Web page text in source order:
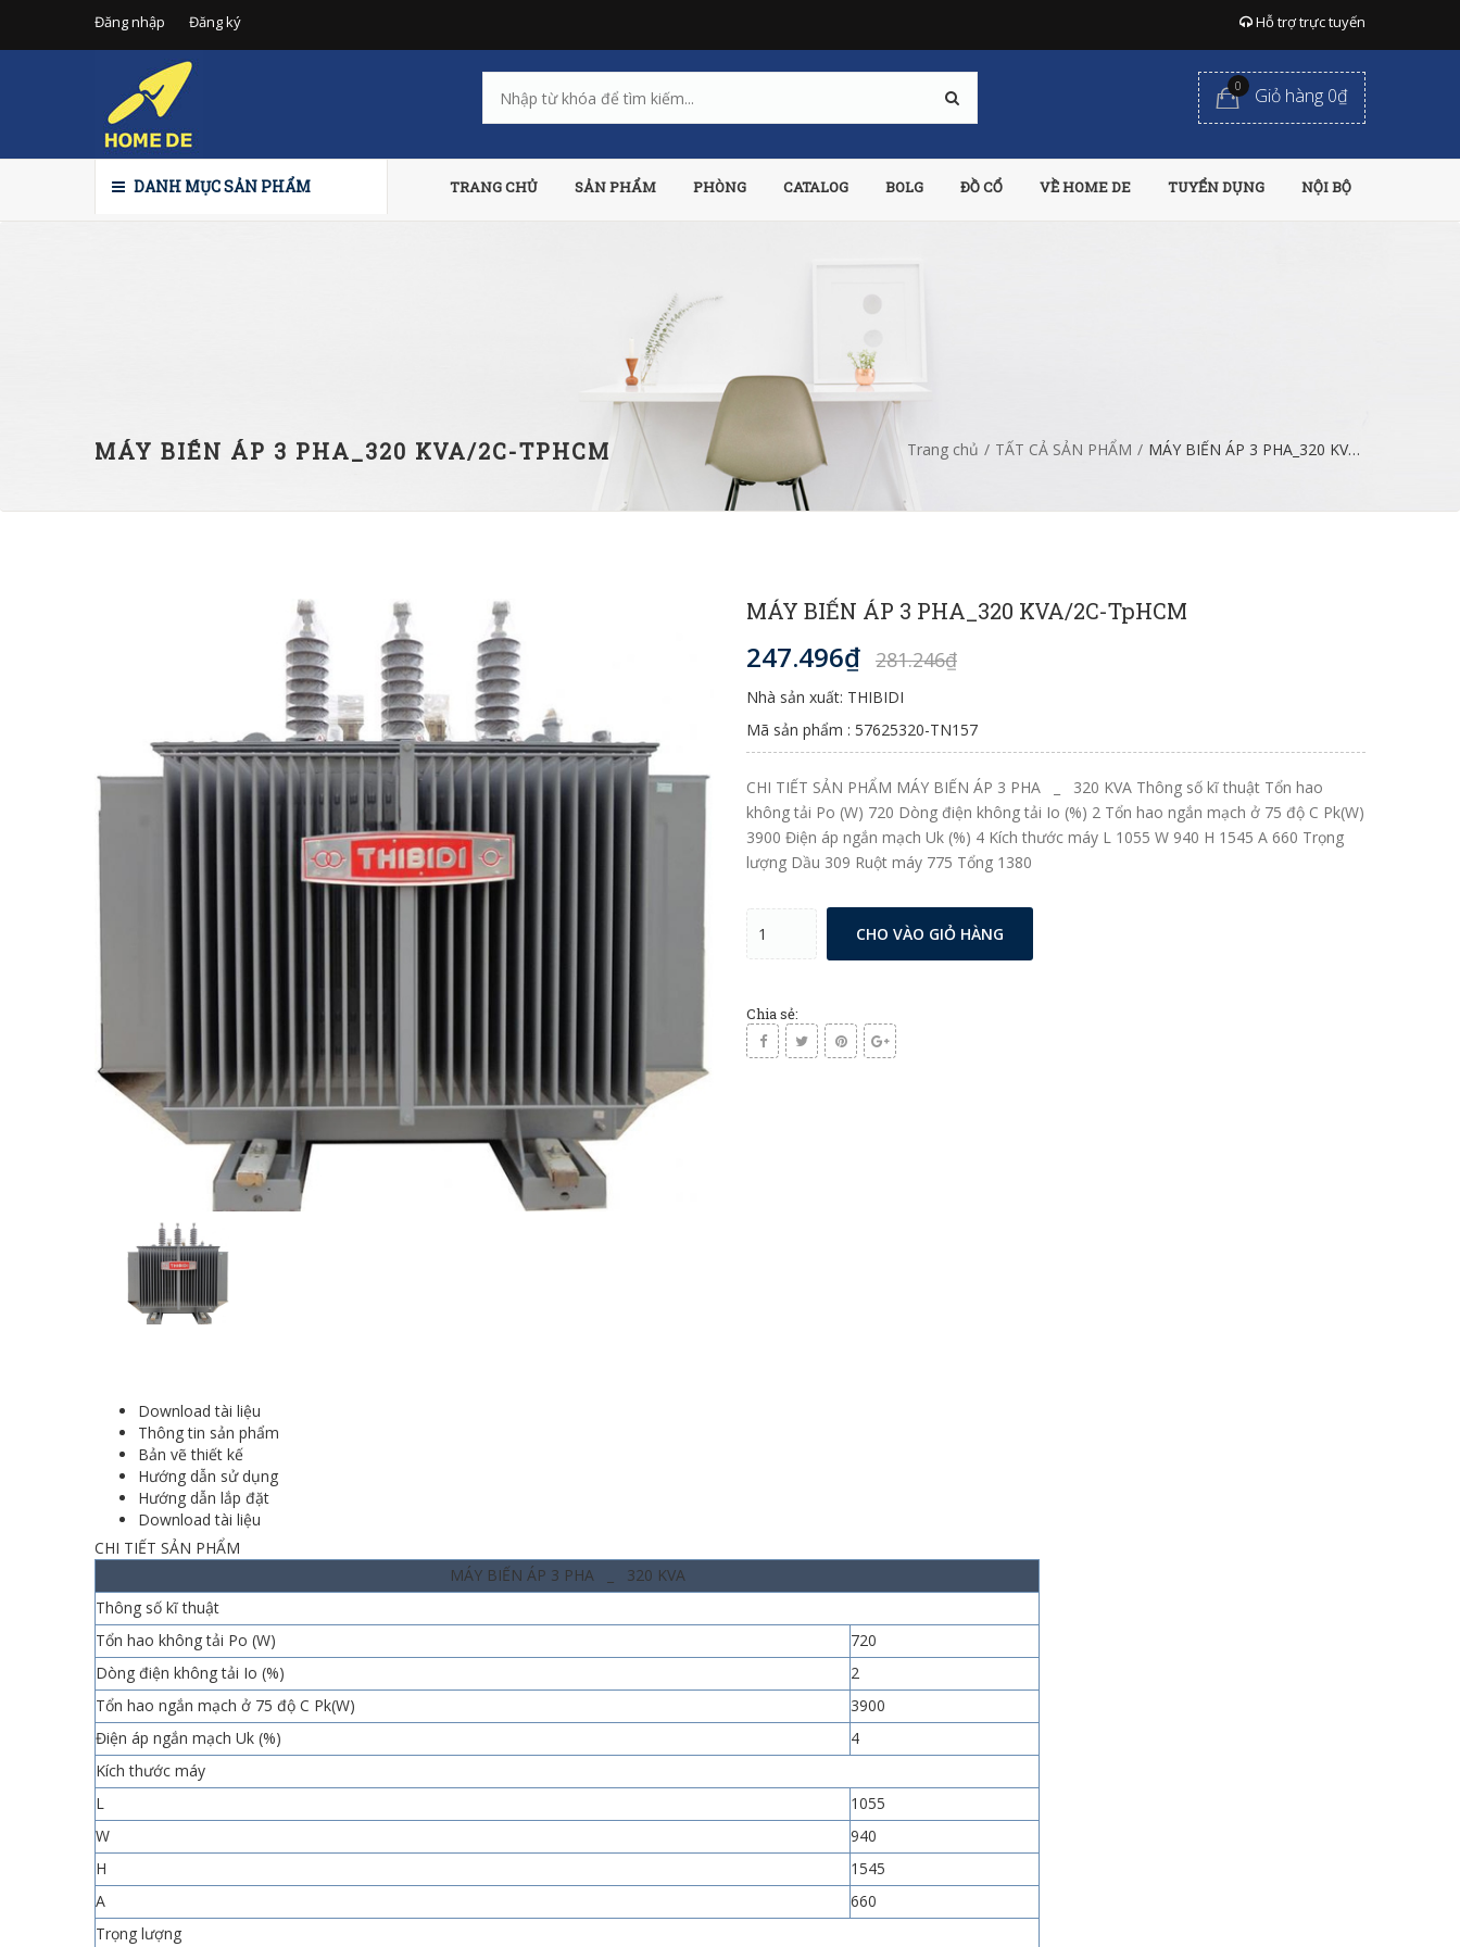
Đăng nhập Đăng ký Hỗ trợ trực tuyến
0 Giỏ hàng 0₫
DANH MỤC SẢN PHẨM TRANG CHỦ SẢN PHẨM PHÒNG CATALOG BOLG ĐỒ CỔ VỀ HOME DE TUYỂN DỤNG NỘI BỘ
MÁY BIẾN ÁP 3 PHA_320 KVA/2C-TPHCM Trang chủ / TẤT CẢ SẢN PHẨM / MÁY BIẾN ÁP 3 PHA_320 KVA/2C-TpHCM
MÁY BIẾN ÁP 3 PHA_320 KVA/2C-TpHCM
247.496₫ 281.246₫
Nhà sản xuất: THIBIDI
Mã sản phẩm : 57625320-TN157
CHI TIẾT SẢN PHẨM MÁY BIẾN ÁP 3 PHA _ 320 KVA Thông số kĩ thuật Tổn hao
không tải Po (W) 720 Dòng điện không tải Io (%) 2 Tổn hao ngắn mạch ở 75 độ C Pk(W)
3900 Điện áp ngắn mạch Uk (%) 4 Kích thước máy L 1055 W 940 H 1545 A 660 Trọng
lượng Dầu 309 Ruột máy 775 Tổng 1380
CHO VÀO GIỎ HÀNG
Chia sẻ:
Download tài liệu
Thông tin sản phẩm
Bản vẽ thiết kế
Hướng dẫn sử dụng
Hướng dẫn lắp đặt
Download tài liệu
CHI TIẾT SẢN PHẨM
MÁY BIẾN ÁP 3 PHA _ 320 KVA
Thông số kĩ thuật
Tổn hao không tải Po (W)
720
Dòng điện không tải Io (%)
2
Tổn hao ngắn mạch ở 75 độ C Pk(W)
3900
Điện áp ngắn mạch Uk (%)
4
Kích thước máy
L
1055
W
940
H
1545
A
660
Trọng lượng